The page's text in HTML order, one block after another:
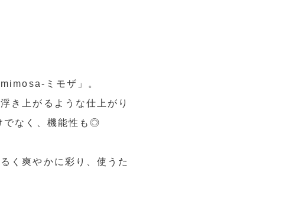
ミモザ」。
き上がるような仕上がり
でなく、機能性も◎
く爽やかに彩り、使うた